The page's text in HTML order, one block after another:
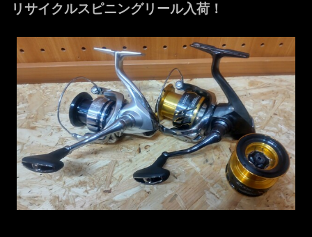
リサイクルスピニングリール入荷！